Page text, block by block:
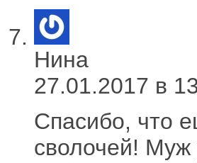
Нина
27.01.2017 в
Спасибо, что
сволочей! Муж